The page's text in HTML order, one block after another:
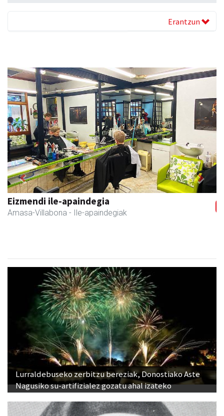
Erantzun
Arindu fisioterapia eta osteopatia
Amasa-Villabona - Fisioterapia
Previous Next
Lurraldebuseko zerbitzu bereziak, Donostiako Aste
Nagusiko su-artifizialez gozatu ahal izateko